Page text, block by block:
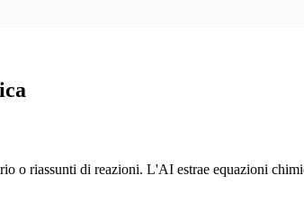
o riassunti di reazioni. L'AI estrae equazioni